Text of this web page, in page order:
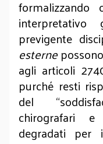
previgente
esterne
agli articoli
purché resti
del
chirografari
degradati per